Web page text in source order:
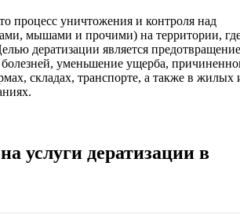
процесс уничтожения и контроля над
мышами и прочими) на территории,
дератизации является предотвращение
болезней, уменьшение ущерба,
складах, транспорте, а также в жилых
услуги дератизации в